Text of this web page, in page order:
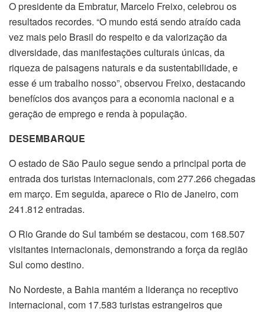
O presidente da Embratur, Marcelo Freixo, celebrou os
resultados recordes. “O mundo está sendo atraído cada
vez mais pelo Brasil do respeito e da valorização da
diversidade, das manifestações culturais únicas, da
riqueza de paisagens naturais e da sustentabilidade, e
esse é um trabalho nosso”, observou Freixo, destacando
benefícios dos avanços para a economia nacional e a
geração de emprego e renda à população.
DESEMBARQUE
O estado de São Paulo segue sendo a principal porta de
entrada dos turistas internacionais, com 277.266 chegadas
em março. Em seguida, aparece o Rio de Janeiro, com
241.812 entradas.
O Rio Grande do Sul também se destacou, com 168.507
visitantes internacionais, demonstrando a força da região
Sul como destino.
No Nordeste, a Bahia mantém a liderança no receptivo
internacional, com 17.583 turistas estrangeiros que